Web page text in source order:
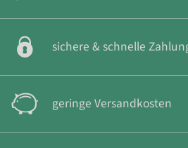
sichere & schnelle
geringe Versandkosten